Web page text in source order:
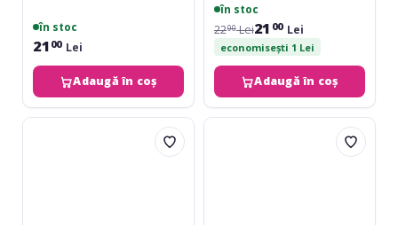
în stoc
21 00 Lei
Adaugă în coș
în stoc
2200Lei21 00 Lei
economisești 1 Lei
Adaugă în coș
Gewa
Gewa